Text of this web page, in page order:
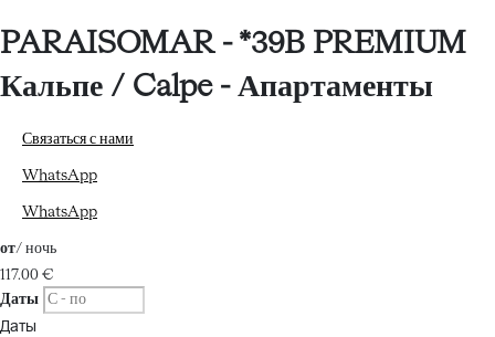
PARAISOMAR - *39B PREMIUM
Кальпе / Calpe - Апартаменты
Связаться с нами
WhatsApp
WhatsApp
от/ ночь
117.00 €
Даты
Даты